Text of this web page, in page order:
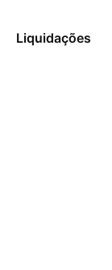
Liquidações